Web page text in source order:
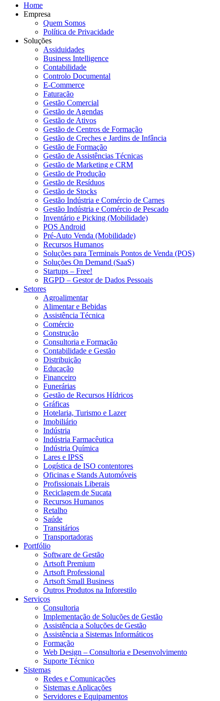
Home
Empresa
Quem Somos
Política de Privacidade
Soluções
Assiduidades
Business Intelligence
Contabilidade
Controlo Documental
E-Commerce
Faturação
Gestão Comercial
Gestão de Agendas
Gestão de Ativos
Gestão de Centros de Formação
Gestão de Creches e Jardins de Infância
Gestão de Formação
Gestão de Assistências Técnicas
Gestão de Marketing e CRM
Gestão de Produção
Gestão de Resíduos
Gestão de Stocks
Gestão Indústria e Comércio de Carnes
Gestão Indústria e Comércio de Pescado
Inventário e Picking (Mobilidade)
POS Android
Pré-Auto Venda (Mobilidade)
Recursos Humanos
Soluções para Terminais Pontos de Venda (POS)
Soluções On Demand (SaaS)
Startups – Free!
RGPD – Gestor de Dados Pessoais
Setores
Agroalimentar
Alimentar e Bebidas
Assistência Técnica
Comércio
Construção
Consultoria e Formação
Contabilidade e Gestão
Distribuição
Educação
Financeiro
Funerárias
Gestão de Recursos Hídricos
Gráficas
Hotelaria, Turismo e Lazer
Imobiliário
Indústria
Indústria Farmacêutica
Indústria Química
Lares e IPSS
Logística de ISO contentores
Oficinas e Stands Automóveis
Profissionais Liberais
Reciclagem de Sucata
Recursos Humanos
Retalho
Saúde
Transitários
Transportadoras
Portfólio
Software de Gestão
Artsoft Premium
Artsoft Professional
Artsoft Small Business
Outros Produtos na Inforestilo
Serviços
Consultoria
Implementação de Soluções de Gestão
Assistência a Soluções de Gestão
Assistência a Sistemas Informáticos
Formação
Web Design – Consultoria e Desenvolvimento
Suporte Técnico
Sistemas
Redes e Comunicações
Sistemas e Aplicações
Servidores e Equipamentos